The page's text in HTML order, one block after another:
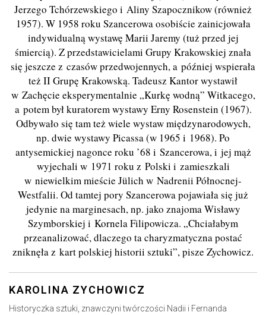
Jerzego Tchórzewskiego i Aliny Szapocznikow (również
1957). W 1958 roku Szancerowa osobiście zainicjowała
indywidualną wystawę Marii Jaremy (tuż przed jej
śmiercią). Z przedstawicielami Grupy Krakowskiej znała
się jeszcze z czasów przedwojennych, a później wspierała
też II Grupę Krakowską. Tadeusz Kantor wystawił
w Zachęcie eksperymentalnie „Kurkę wodną” Witkacego,
a potem był kuratorem wystawy Erny Rosenstein (1967).
Odbywało się tam też wiele wystaw międzynarodowych,
np. dwie wystawy Picassa (w 1965 i 1968). Po
antysemickiej nagonce roku ’68 i Szancerowa, i jej mąż
wyjechali w 1971 roku z Polski i zamieszkali
w niewielkim mieście Jülich w Nadrenii Północnej-
Westfalii. Od tamtej pory Szancerowa pojawiała się już
jedynie na marginesach, np. jako znajoma Wisławy
Szymborskiej i Kornela Filipowicza. „Chciałabym
przeanalizować, dlaczego ta charyzmatyczna postać
zniknęła z kart polskiej historii sztuki”, pisze Zychowicz.
KAROLINA ZYCHOWICZ
Historyczka sztuki, znawczyni twórczości Nadii i Fernanda